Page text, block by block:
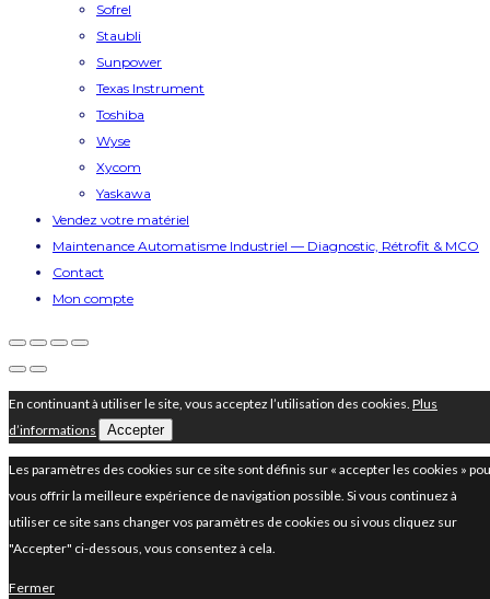
Sofrel
Staubli
Sunpower
Texas Instrument
Toshiba
Wyse
Xycom
Yaskawa
Vendez votre matériel
Maintenance Automatisme Industriel — Diagnostic, Rétrofit & MCO
Contact
Mon compte
En continuant à utiliser le site, vous acceptez l’utilisation des cookies. Plus
d’informations
Accepter
Les paramètres des cookies sur ce site sont définis sur « accepter les cookies »
vous offrir la meilleure expérience de navigation possible. Si vous continuez à
utiliser ce site sans changer vos paramètres de cookies ou si vous cliquez sur
"Accepter" ci-dessous, vous consentez à cela.
Fermer